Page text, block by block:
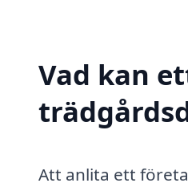
Vad kan
Att anlita ett